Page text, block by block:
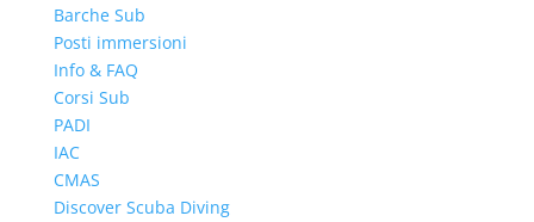
Barche Sub
Posti immersioni
Info & FAQ
Corsi Sub
PADI
IAC
CMAS
Discover Scuba Diving